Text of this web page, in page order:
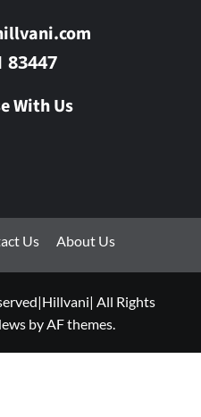
83447
With Us
Us About Us
All Rights
by AF themes.